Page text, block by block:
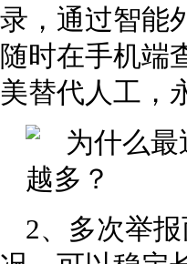
录，通过智能
随时在手机端
美替代人工，
2、多次举